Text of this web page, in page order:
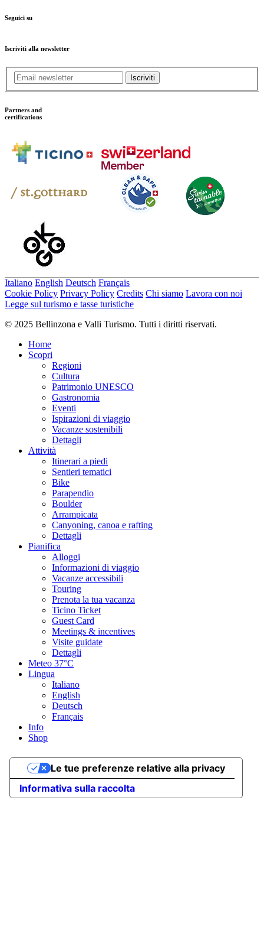
Seguici su
Iscriviti alla newsletter
Iscriviti
Partners and
certifications
Italiano English Deutsch Français
Cookie Policy Privacy Policy Credits Chi siamo Lavora con noi
Legge sul turismo e tasse turistiche
© 2025 Bellinzona e Valli Turismo. Tutti i diritti riservati.
Home
Scopri
Regioni
Cultura
Patrimonio UNESCO
Gastronomia
Eventi
Ispirazioni di viaggio
Vacanze sostenibili
Dettagli
Attività
Itinerari a piedi
Sentieri tematici
Bike
Parapendio
Boulder
Arrampicata
Canyoning, canoa e rafting
Dettagli
Pianifica
Alloggi
Informazioni di viaggio
Vacanze accessibili
Touring
Prenota la tua vacanza
Ticino Ticket
Guest Card
Meetings & incentives
Visite guidate
Dettagli
Meteo 37°C
Lingua
Italiano
English
Deutsch
Français
Info
Shop
Informativa sulla raccolta
Le tue preferenze relative alla privacy